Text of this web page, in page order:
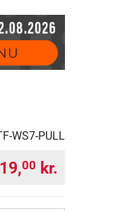
WS7-PULL
00 kr.